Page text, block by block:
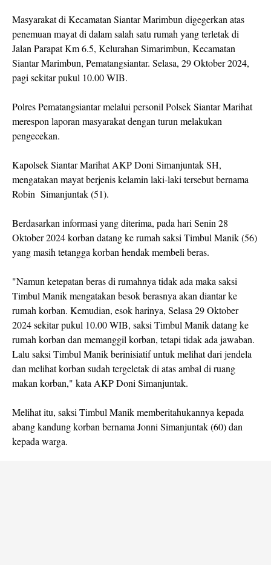
Masyarakat di Kecamatan Siantar Marimbun digegerkan atas
penemuan mayat di dalam salah satu rumah yang terletak di
Jalan Parapat Km 6.5, Kelurahan Simarimbun, Kecamatan
Siantar Marimbun, Pematangsiantar. Selasa, 29 Oktober 2024,
pagi sekitar pukul 10.00 WIB.
Polres Pematangsiantar melalui personil Polsek Siantar Marihat
merespon laporan masyarakat dengan turun melakukan
pengecekan.
Kapolsek Siantar Marihat AKP Doni Simanjuntak SH,
mengatakan mayat berjenis kelamin laki-laki tersebut bernama
Robin Simanjuntak (51).
Berdasarkan informasi yang diterima, pada hari Senin 28
Oktober 2024 korban datang ke rumah saksi Timbul Manik (56)
yang masih tetangga korban hendak membeli beras.
"Namun ketepatan beras di rumahnya tidak ada maka saksi
Timbul Manik mengatakan besok berasnya akan diantar ke
rumah korban. Kemudian, esok harinya, Selasa 29 Oktober
2024 sekitar pukul 10.00 WIB, saksi Timbul Manik datang ke
rumah korban dan memanggil korban, tetapi tidak ada jawaban.
Lalu saksi Timbul Manik berinisiatif untuk melihat dari jendela
dan melihat korban sudah tergeletak di atas ambal di ruang
makan korban," kata AKP Doni Simanjuntak.
Melihat itu, saksi Timbul Manik memberitahukannya kepada
abang kandung korban bernama Jonni Simanjuntak (60) dan
kepada warga.